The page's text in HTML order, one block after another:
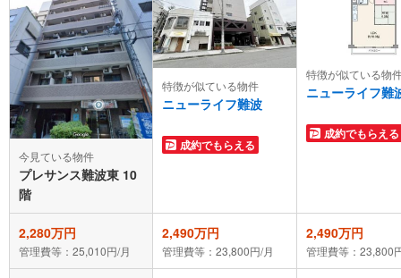
今見ている物件
プレサンス難波東 10
階
特徴が似ている物件
ニューライフ難波
成約でもらえる
特徴が似ている物
ニューライフ難
成約でもらえる
2,280万円
管理費等：25,010円/月
2,490万円
管理費等：23,800円/月
2,490万円
管理費等：23,800